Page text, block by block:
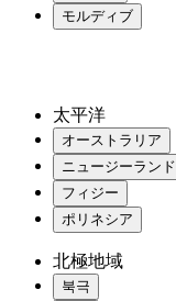
モルディブ
太平洋
オーストラリア
ニュージーランド
フィジー
ポリネシア
北極地域
북극